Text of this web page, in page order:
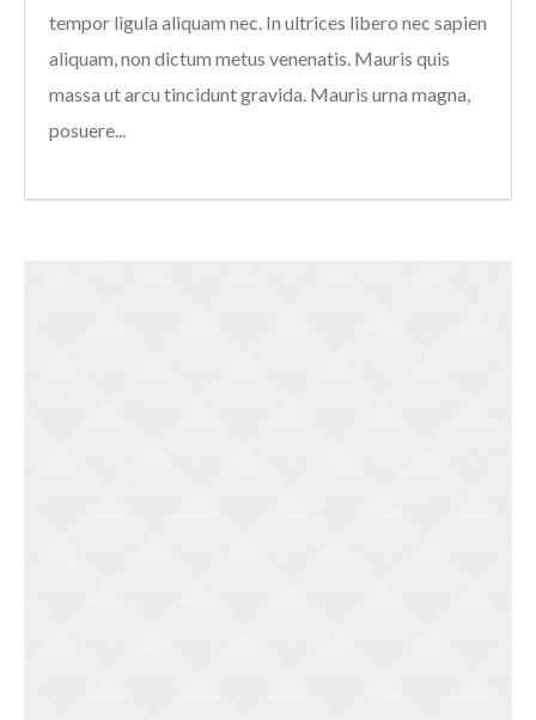
tempor ligula aliquam nec. In ultrices libero nec sapien
aliquam, non dictum metus venenatis. Mauris quis
massa ut arcu tincidunt gravida. Mauris urna magna,
posuere...